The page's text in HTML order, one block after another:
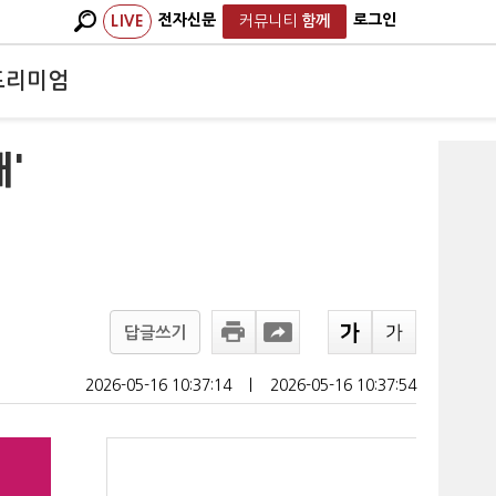
LIVE 전자신문 커뮤니티 함께 로그인
리미엄
'
답글쓰기
2026-05-16 10:37:14 2026-05-16 10:37:54